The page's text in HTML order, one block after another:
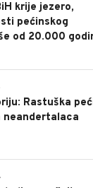
krije jezero,
pećinskog
od 20.000
Rastuška
neandertalaca